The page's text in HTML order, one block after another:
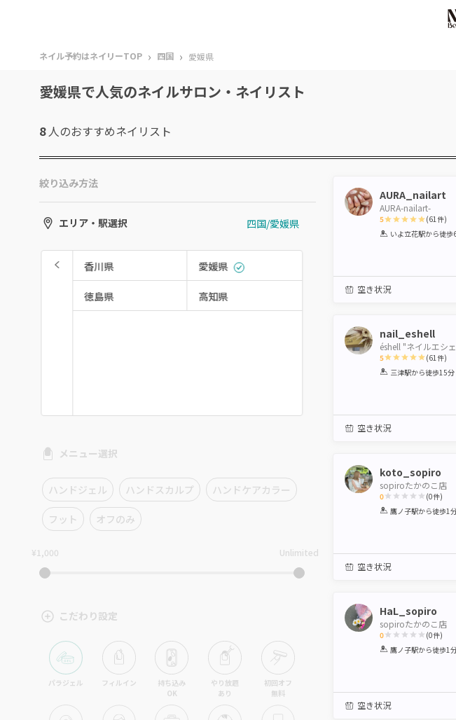
ネイル予約はネイリーTOP › 四国 › 愛媛県
愛媛県で人気のネイルサロン・ネイリスト
8人のおすすめネイリスト
絞り込み方法
エリア・駅選択 四国/愛媛県
香川県 愛媛県
徳島県 高知県 エリアから選ぶ
メニュー選択
ハンドジェル ハンドスカルプ ハンドケアカラー
フット オフのみ
¥1,000 Unlimited
こだわり設定
パラジェル フィルイン
持ち込み
OK
やり放題
あり
初回オフ
無料
AURA_nailart
AURA-nailart-
5
1 2 3 4 5
(61件)
いよ立花駅から徒歩
空き状況
nail_eshell
éshell "ネイルエシ
5
1 2 3 4 5
(61 件)
三津駅から徒歩15分
空き状況
koto_sopiro
sopiroたかのこ店
0
1 2 3 4 5
(0件)
鷹ノ子駅から徒歩1
空き状況
HaL_sopiro
sopiroたかのこ店
0
1 2 3 4 5
(0件)
鷹ノ子駅から徒歩1
空き状況